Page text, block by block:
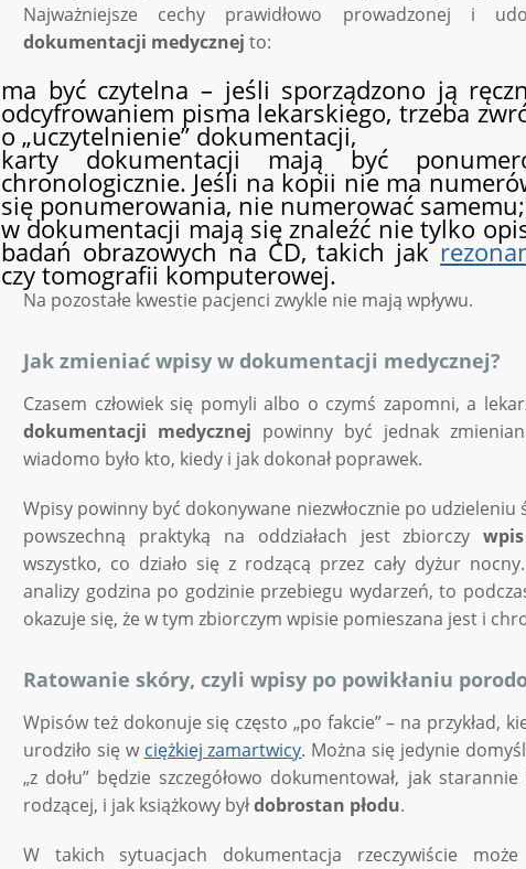
Najważniejsze cechy prawidłowo prowadzonej i
dokumentacji medycznej to:
ma być czytelna – jeśli sporządzono ją
odcyfrowaniem pisma lekarskiego, trzeba
o „uczytelnienie” dokumentacji,
karty dokumentacji mają być
chronologicznie. Jeśli na kopii nie ma
się ponumerowania, nie numerować
w dokumentacji mają się znaleźć nie tylko
badań obrazowych na CD, takich jak
czy tomografii komputerowej.
Na pozostałe kwestie pacjenci zwykle nie mają wpływu.
Jak zmieniać wpisy w dokumentacji medycznej?
Czasem człowiek się pomyli albo o czymś zapomni, a
dokumentacji medycznej powinny być jednak
wiadomo było kto, kiedy i jak dokonał poprawek.
Wpisy powinny być dokonywane niezwłocznie po udzieleniu
powszechną praktyką na oddziałach jest zbiorczy
wszystko, co działo się z rodzącą przez cały dyżur
analizy godzina po godzinie przebiegu wydarzeń, to
okazuje się, że w tym zbiorczym wpisie pomieszana jest i
Ratowanie skóry, czyli wpisy po powikłaniu
Wpisów też dokonuje się często „po fakcie” – na przykład,
urodziło się w ciężkiej zamartwicy. Można się jedynie
„z dołu” będzie szczegółowo dokumentował, jak
rodzącej, i jak książkowy byłdobrostan płodu.
W takich sytuacjach dokumentacja rzeczywiście może